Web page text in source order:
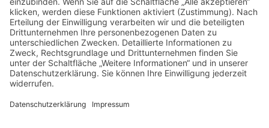
ÜBER UNS
KIEL LOKAL
Carsten Frahm Verlag, Inhaber Carsten Frahm
24113 Kiel